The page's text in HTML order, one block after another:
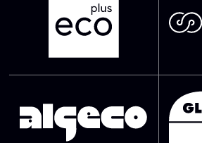
SVG Datei
SVG Datei